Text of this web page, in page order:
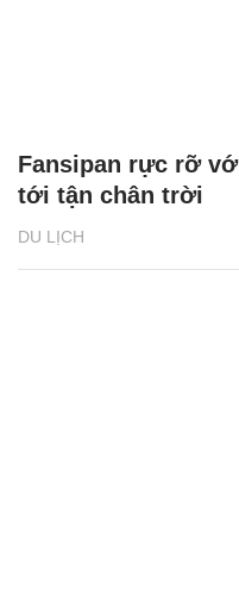
DU LỊCH
Fansipan rực rỡ
tới tận chân trời